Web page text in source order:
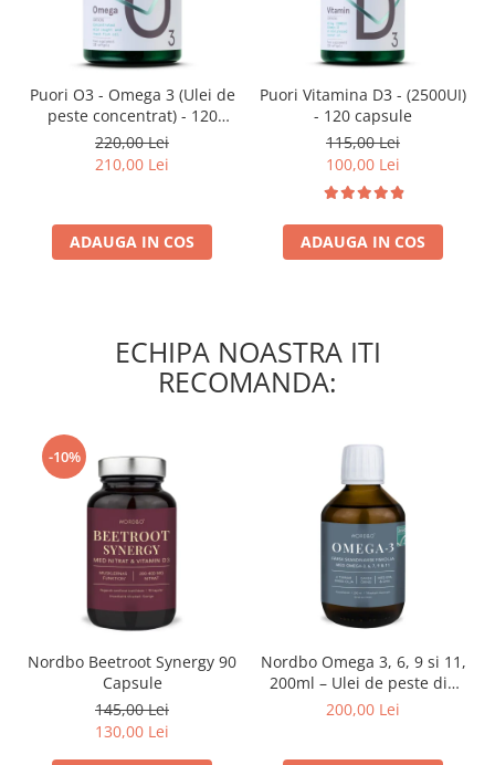
Puori O3 - Omega 3 (Ulei de
peste concentrat) - 120
capsule
220,00 Lei
210,00 Lei
ADAUGA IN COS
Puori Vitamina D3 - (2500UI)
- 120 capsule
115,00 Lei
100,00 Lei
ADAUGA IN COS
ECHIPA NOASTRA ITI
RECOMANDA:
-10%
Nordbo Beetroot Synergy 90
Capsule
145,00 Lei
130,00 Lei
Nordbo Omega 3, 6, 9 si 11,
200ml – Ulei de peste din
pastrav danez (certificat
200,00 Lei